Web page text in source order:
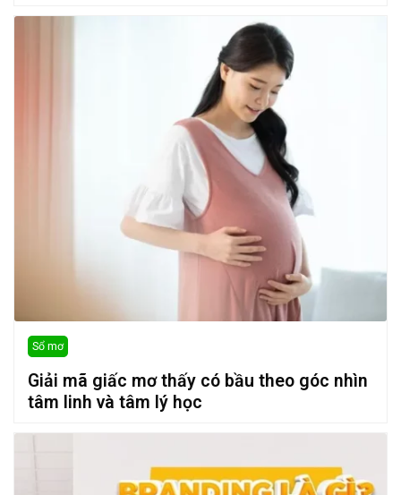
Sổ mơ
Giải mã giấc mơ thấy có bầu theo góc nhìn
tâm linh và tâm lý học